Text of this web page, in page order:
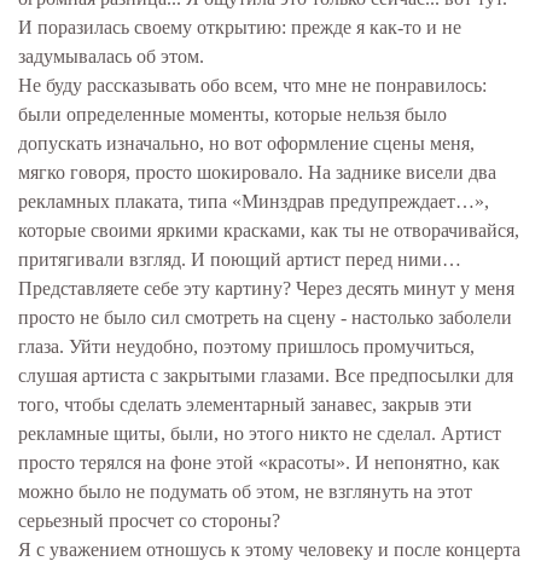
И поразилась своему открытию: прежде я как-то и не
задумывалась об этом.
Не буду рассказывать обо всем, что мне не понравилось:
были определенные моменты, которые нельзя было
допускать изначально, но вот оформление сцены меня,
мягко говоря, просто шокировало. На заднике висели два
рекламных плаката, типа «Минздрав предупреждает…»,
которые своими яркими красками, как ты не отворачивайся,
притягивали взгляд. И поющий артист перед ними…
Представляете себе эту картину? Через десять минут у меня
просто не было сил смотреть на сцену - настолько заболели
глаза. Уйти неудобно, поэтому пришлось промучиться,
слушая артиста с закрытыми глазами. Все предпосылки для
того, чтобы сделать элементарный занавес, закрыв эти
рекламные щиты, были, но этого никто не сделал. Артист
просто терялся на фоне этой «красоты». И непонятно, как
можно было не подумать об этом, не взглянуть на этот
серьезный просчет со стороны?
Я с уважением отношусь к этому человеку и после концерта